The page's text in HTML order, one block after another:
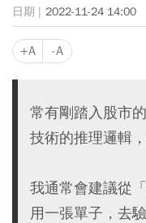
2022-11-24 14:00
+A -A
常有剛踏入股市
技術的推理邏輯
我通常會建議從
用一張單子，去